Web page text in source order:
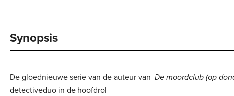
Synopsis
De gloednieuwe serie van de auteur van De moordclub (op
detectiveduo in de hoofdrol